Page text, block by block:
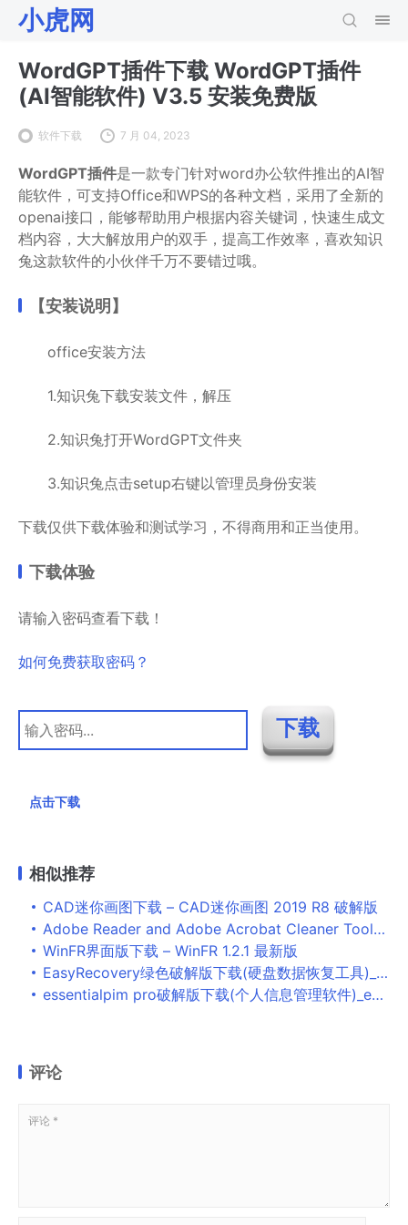
小虎网
WordGPT插件下载 WordGPT插件
(AI智能软件) V3.5 安装免费版
软件下载 7 月 04, 2023
WordGPT插件是一款专门针对word办公软件推出的AI智
能软件，可支持Office和WPS的各种文档，采用了全新的
openai接口，能够帮助用户根据内容关键词，快速生成文
档内容，大大解放用户的双手，提高工作效率，喜欢知识
兔这款软件的小伙伴千万不要错过哦。
【安装说明】
office安装方法
1.知识兔下载安装文件，解压
2.知识兔打开WordGPT文件夹
3.知识兔点击setup右键以管理员身份安装
下载仅供下载体验和测试学习，不得商用和正当使用。
下载体验
请输入密码查看下载！
如何免费获取密码？
点击下载
相似推荐
CAD迷你画图下载 – CAD迷你画图 2019 R8 破解版
Adobe Reader and Adobe Acrobat Cleaner Tool(专用强制卸载工具) 1.0 英文安装版
WinFR界面版下载 – WinFR 1.2.1 最新版
EasyRecovery绿色破解版下载(硬盘数据恢复工具)_EasyRecovery免费版
essentialpim pro破解版下载(个人信息管理软件)_essentialpim pro绿色版下载
评论